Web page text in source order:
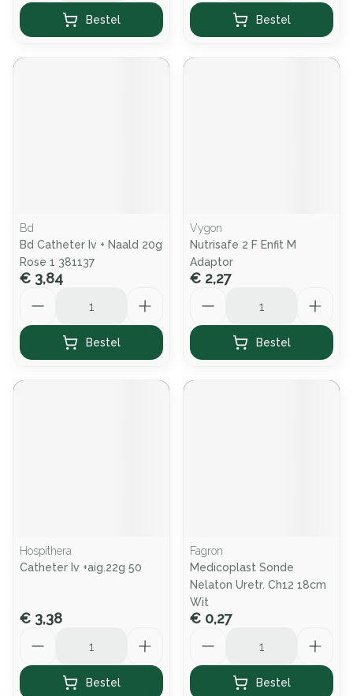
Bestel Bestel
Bd
Bd Catheter Iv + Naald 20g
Rose 1 381137
€ 3,84
Bestel
Vygon
Nutrisafe 2 F Enfit M
Adaptor
€ 2,27
Bestel
Hospithera
Catheter Iv +aig.22g 50
€ 3,38
Bestel
Fagron
Medicoplast Sonde
Nelaton Uretr. Ch12 18cm
Wit
€ 0,27
Bestel